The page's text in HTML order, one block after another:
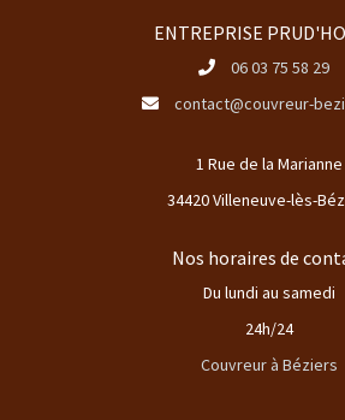
ENTREPRISE
06 03 75 58 29
contact@couvreur-
1 Rue de la Marianne
34420 Villeneuve-lès-
Nos horaires de
Du lundi au samedi
24h/24
Couvreur à Béziers